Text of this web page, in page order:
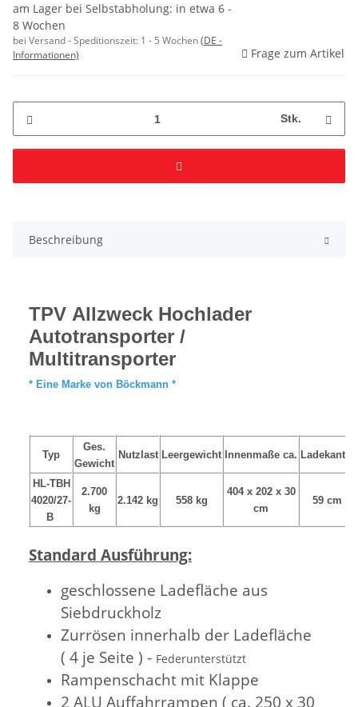
am Lager bei Selbstabholung: in etwa 6 -
8 Wochen
bei Versand - Speditionszeit: 1 - 5 Wochen(DE -
Informationen)
Frage zum Artikel
Stk.
Beschreibung
TPV Allzweck Hochlader
Autotransporter /
Multitransporter
* Eine Marke von Böckmann *
Typ
Ges.
Gewicht
Nutzlast Leergewicht Innenmaße ca. Ladekante
HL-TBH
4020/27-
B
2.700
kg
2.142 kg 558 kg
404 x 202 x 30
cm
59 cm
Standard Ausführung:
geschlossene Ladefläche aus
Siebdruckholz
Zurrösen innerhalb der Ladefläche
( 4 je Seite ) - Federunterstützt
Rampenschacht mit Klappe
2 ALU Auffahrrampen ( ca. 250 x 30